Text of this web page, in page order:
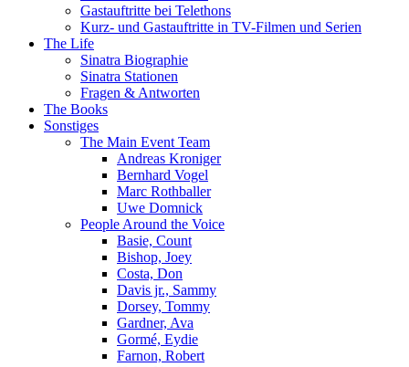
Gastauftritte bei Telethons
Kurz- und Gastauftritte in TV-Filmen und Serien
The Life
Sinatra Biographie
Sinatra Stationen
Fragen & Antworten
The Books
Sonstiges
The Main Event Team
Andreas Kroniger
Bernhard Vogel
Marc Rothballer
Uwe Domnick
People Around the Voice
Basie, Count
Bishop, Joey
Costa, Don
Davis jr., Sammy
Dorsey, Tommy
Gardner, Ava
Gormé, Eydie
Farnon, Robert